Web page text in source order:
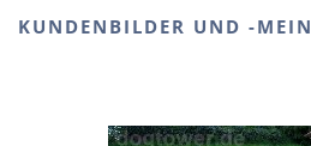
KUNDENBILDER UND -